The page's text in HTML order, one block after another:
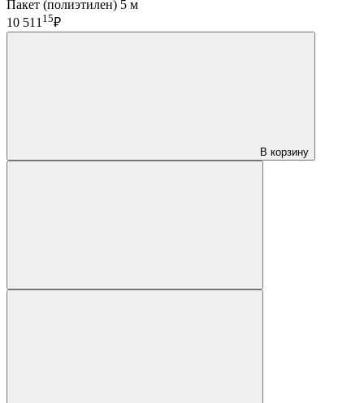
Пакет (полиэтилен) 5 м
10 51115₽
В корзину